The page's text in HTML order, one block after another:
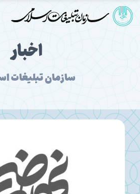
اخبار
سازمان تبلیغات